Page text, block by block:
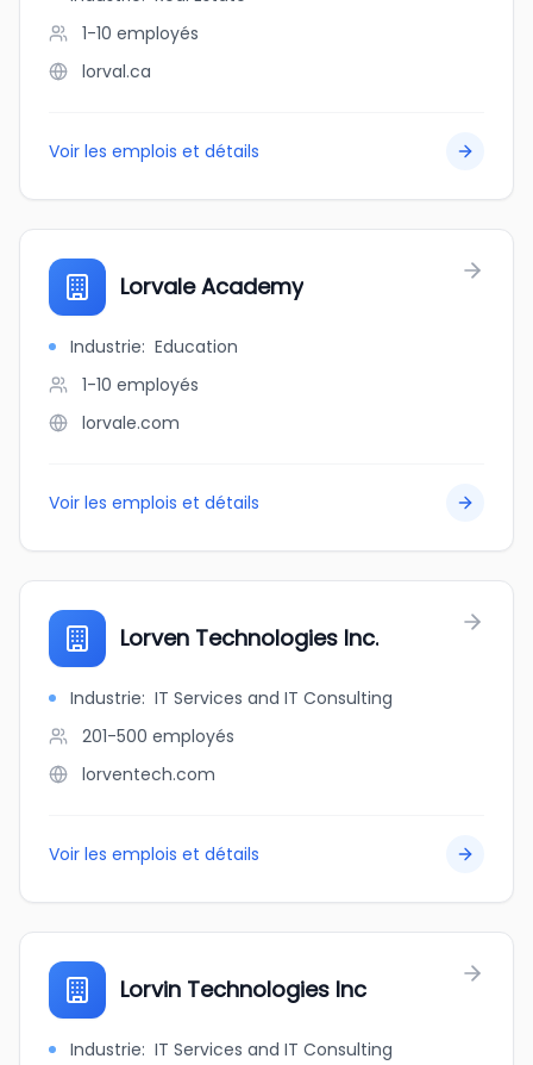
1-10 employés
lorval.ca
Voir les emplois et détails
Lorvale Academy
Industrie: Education
1-10 employés
lorvale.com
Voir les emplois et détails
Lorven Technologies Inc.
Industrie: IT Services and IT Consulting
201-500 employés
lorventech.com
Voir les emplois et détails
Lorvin Technologies Inc
Industrie: IT Services and IT Consulting